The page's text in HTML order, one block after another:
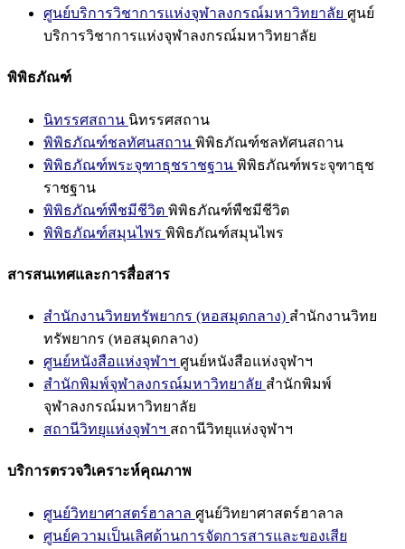
ศูนย์บริการวิชาการแห่งจุฬาลงกรณ์มหาวิทยาลัย ศูนย์
บริการวิชาการแห่งจุฬาลงกรณ์มหาวิทยาลัย
พิพิธภัณฑ์
นิทรรศสถาน นิทรรศสถาน
พิพิธภัณฑ์ชลทัศนสถาน พิพิธภัณฑ์ชลทัศนสถาน
พิพิธภัณฑ์พระจุฑาธุชราชฐาน พิพิธภัณฑ์พระจุฑาธุช
ราชฐาน
พิพิธภัณฑ์พืชมีชีวิต พิพิธภัณฑ์พืชมีชีวิต
พิพิธภัณฑ์สมุนไพร พิพิธภัณฑ์สมุนไพร
สารสนเทศและการสื่อสาร
สำนักงานวิทยทรัพยากร (หอสมุดกลาง) สำนักงานวิทย
ทรัพยากร (หอสมุดกลาง)
ศูนย์หนังสือแห่งจุฬาฯ ศูนย์หนังสือแห่งจุฬาฯ
สำนักพิมพ์จุฬาลงกรณ์มหาวิทยาลัย สำนักพิมพ์
จุฬาลงกรณ์มหาวิทยาลัย
สถานีวิทยุแห่งจุฬาฯ สถานีวิทยุแห่งจุฬาฯ
บริการตรวจวิเคราะห์คุณภาพ
ศูนย์วิทยาศาสตร์ฮาลาล ศูนย์วิทยาศาสตร์ฮาลาล
ศูนย์ความเป็นเลิศด้านการจัดการสารและของเสีย